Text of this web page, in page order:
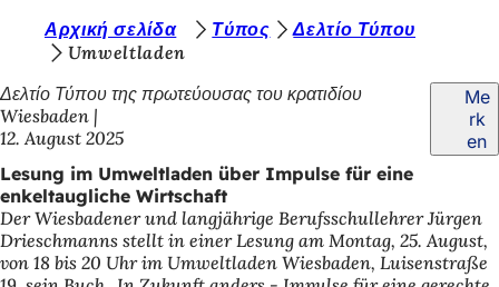
Inhalt anspringen
e
b
e
f
i
n
Αρχική σελίδα Τύπος
Δελτίο Τύπου
Umweltladen
Δελτίο Τύπου της πρωτεύουσας του κρατιδίου
Wiesbaden
12. August 2025
Me
rk
en
Lesung im Umweltladen über Impulse für eine
enkeltaugliche Wirtschaft
Der Wiesbadener und langjährige Berufsschullehrer Jürgen
Drieschmanns stellt in einer Lesung am Montag, 25. August,
von 18 bis 20 Uhr im Umweltladen Wiesbaden, Luisenstraße